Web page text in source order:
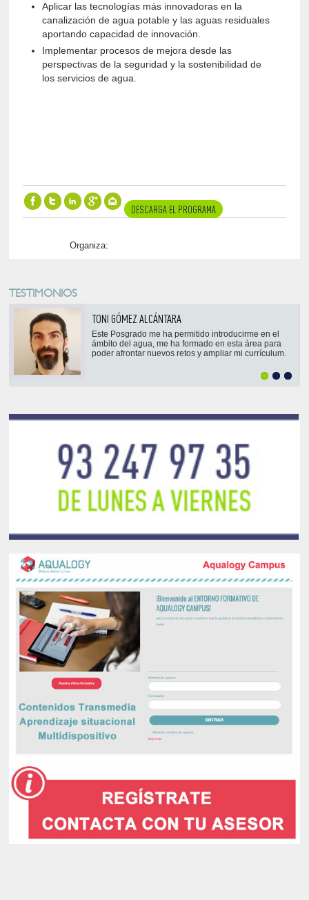
Aplicar las tecnologías más innovadoras en la
canalización de agua potable y las aguas residuales
aportando capacidad de innovación.
Implementar procesos de mejora desde las
perspectivas de la seguridad y la sostenibilidad de
los servicios de agua.
DESCARGA EL PROGRAMA
Organiza:
TESTIMONIOS
TONI GÓMEZ ALCÁNTARA
Este Posgrado me ha permitido introducirme en el
ámbito del agua, me ha formado en esta área para
poder afrontar nuevos retos y ampliar mi currículum.